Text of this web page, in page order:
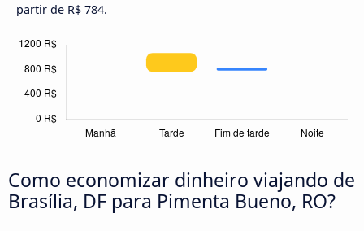
partir de R$ 784.
Como economizar dinheiro viajando de
Brasília, DF para Pimenta Bueno, RO?